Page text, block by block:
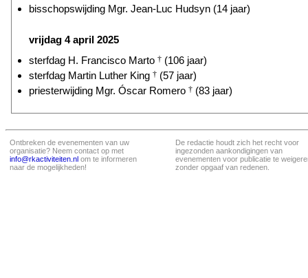
bisschopswijding Mgr. Jean-Luc Hudsyn (14 jaar)
vrijdag 4 april 2025
sterfdag H. Francisco Marto † (106 jaar)
sterfdag Martin Luther King † (57 jaar)
priesterwijding Mgr. Óscar Romero † (83 jaar)
Ontbreken de evenementen van uw
organisatie? Neem contact op met
info@rkactiviteiten.nl om te informeren
naar de mogelijkheden!
De redactie houdt zich het recht voor
ingezonden aankondigingen van
evenementen voor publicatie te
zonder opgaaf van redenen.